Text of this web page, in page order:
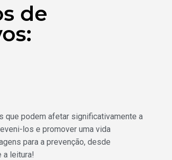
de
que podem afetar significativamente a
los e promover uma vida
para a prevenção, desde
a leitura!